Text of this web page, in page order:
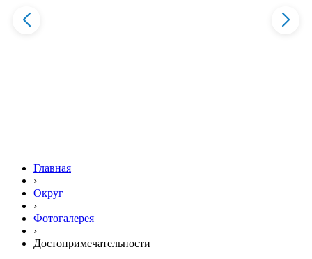
Главная
›
Округ
›
Фотогалерея
›
Достопримечательности